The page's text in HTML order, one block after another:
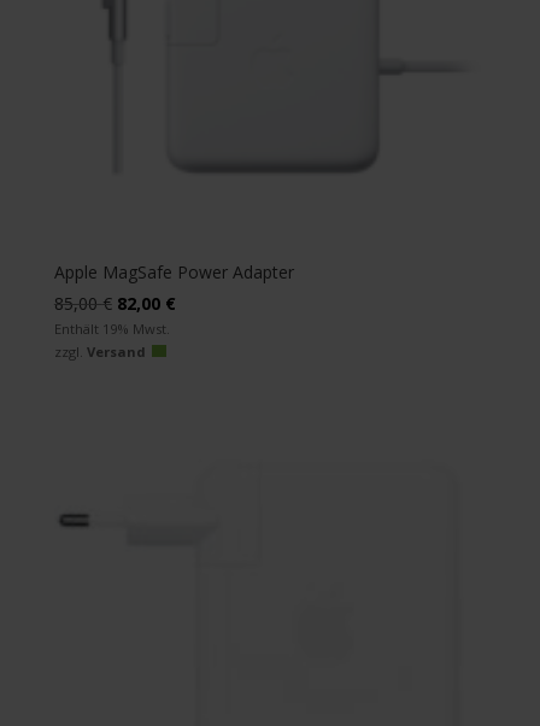
Apple MagSafe Power Adapter
85,00€ Ursprünglicher
Preis
war:
82,00 €Aktueller
Enthält 19% Mwst.
zzgl. Versand